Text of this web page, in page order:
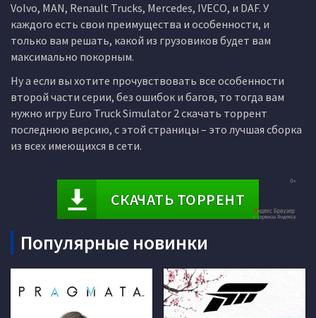
Volvo, MAN, Renault Trucks, Mercedes, IVECO, и DAF. У
каждого есть свои преимущества и особенности, и
только вам решать, какой из грузовиков будет вам
максимально покорным.
Ну а если вы хотите прочувствовать все особенности
второй части серии, без ошибок и багов, то тогда вам
нужно игру Euro Truck Simulator 2 скачать торрент
последнюю версию, с этой страницы – это лучшая сборка
из всех имеющихся в сети.
СКАЧАТЬ ТОРРЕНТ
Популярные новинки